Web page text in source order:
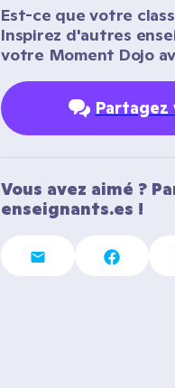
Est-ce que votre
Inspirez d'autres
votre Moment Dojo
Vous avez aimé ?
enseignants.es !